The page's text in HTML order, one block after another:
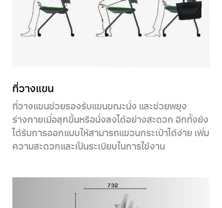
ที่วางแขน
ที่วางแขนช่วยรองรับแขนขณะนั่ง และช่วยพยุง
ร่างกายเมื่อลุกขึ้นหรือนั่งลงได้อย่างสะดวก อีกทั้งยัง
ได้รับการออกแบบให้สามารถแขวนกระเป๋าได้ง่าย เพิ่ม
ความสะดวกและเป็นระเบียบในการใช้งาน